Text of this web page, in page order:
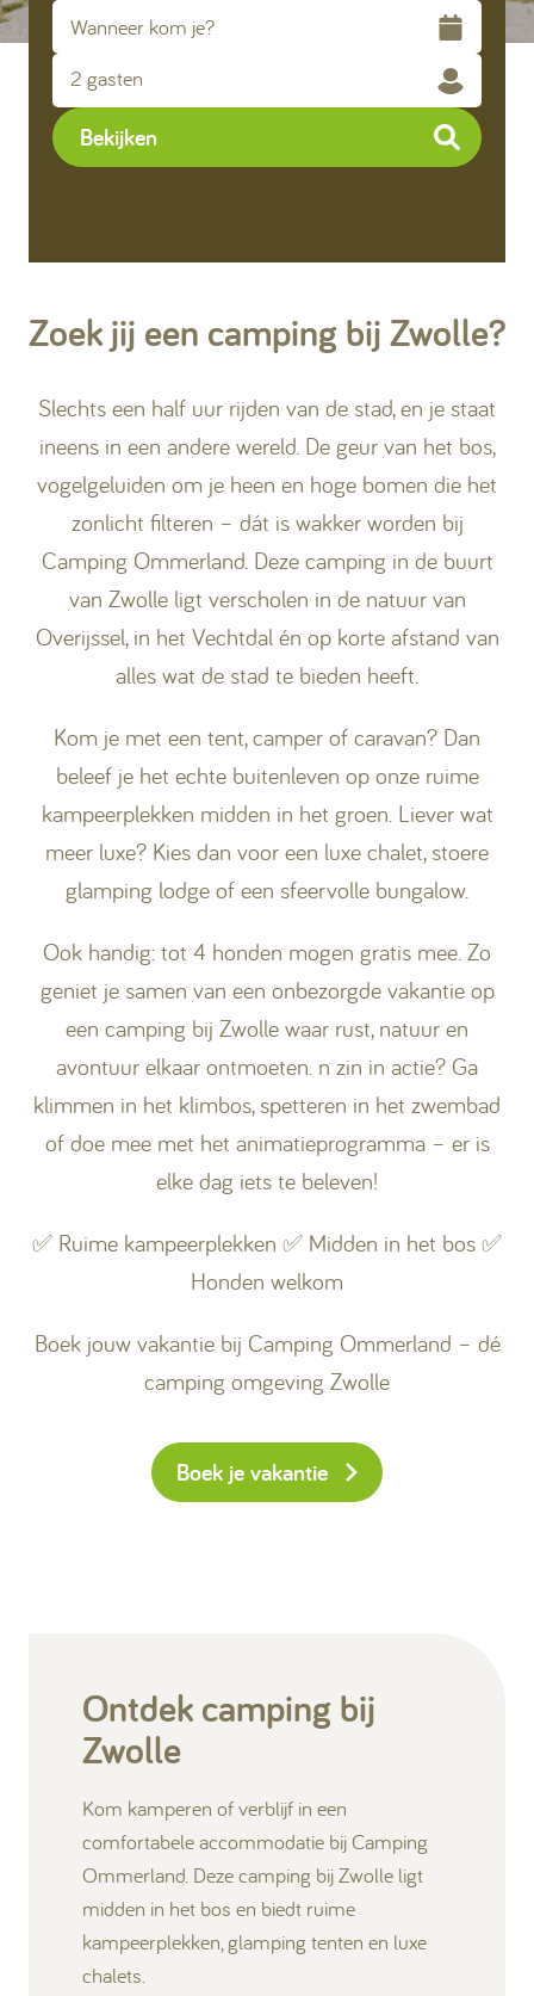
Huren
Gastinformatie
Contact
Werken bij
Mijn Ommerland
2 gasten
Bekijken
Zoek jij een camping bij Zwolle?
Slechts een half uur rijden van de stad, en je staat
ineens in een andere wereld. De geur van het bos,
vogelgeluiden om je heen en hoge bomen die het
zonlicht filteren – dát is wakker worden bij
Camping Ommerland. Deze camping in de buurt
van Zwolle ligt verscholen in de natuur van
Overijssel, in het Vechtdal én op korte afstand van
alles wat de stad te bieden heeft.
Kom je met een tent, camper of caravan? Dan
beleef je het echte buitenleven op onze ruime
kampeerplekken midden in het groen. Liever wat
meer luxe? Kies dan voor een luxe chalet, stoere
glamping lodge of een sfeervolle bungalow.
Ook handig: tot 4 honden mogen gratis mee. Zo
geniet je samen van een onbezorgde vakantie op
een camping bij Zwolle waar rust, natuur en
avontuur elkaar ontmoeten. n zin in actie? Ga
klimmen in het klimbos, spetteren in het zwembad
of doe mee met het animatieprogramma – er is
elke dag iets te beleven!
✅ Ruime kampeerplekken ✅ Midden in het bos ✅
Honden welkom
Boek jouw vakantie bij Camping Ommerland – dé
camping omgeving Zwolle
Boek je vakantie
Ontdek camping bij
Zwolle
Kom kamperen of verblijf in een
comfortabele accommodatie bij Camping
Ommerland. Deze camping bij Zwolle ligt
midden in het bos en biedt ruime
kampeerplekken, glamping tenten en luxe
chalets.